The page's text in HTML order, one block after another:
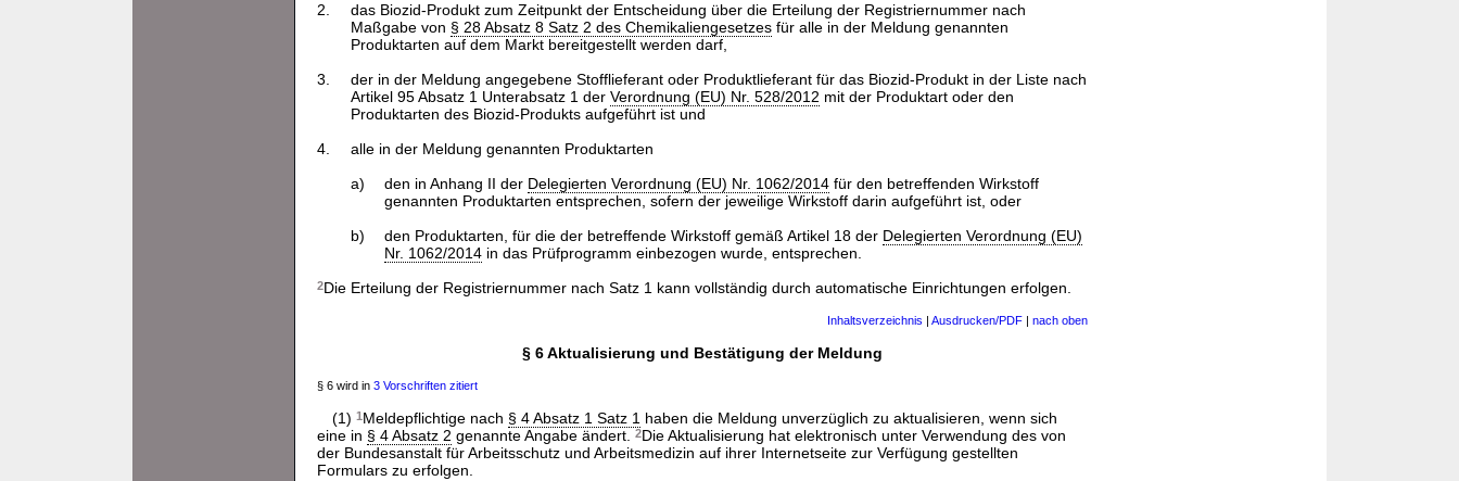
2.
das Biozid-Produkt zum Zeitpunkt der Entscheidung über die Erteilung der Registriernummer nach
Maßgabe von § 28 Absatz 8 Satz 2 des Chemikaliengesetzesfür alle in der Meldung genannten
Produktarten auf dem Markt bereitgestellt werden darf,
3.
der in der Meldung angegebene Stofflieferant oder Produktlieferant für das Biozid-Produkt in der Liste nach
Artikel 95 Absatz 1 Unterabsatz 1 der Verordnung (EU) Nr. 528/2012 mit der Produktart oder den
Produktarten des Biozid-Produkts aufgeführt ist und
4.
alle in der Meldung genannten Produktarten
a)
den in Anhang II der Delegierten Verordnung (EU) Nr. 1062/2014für den betreffenden Wirkstoff
genannten Produktarten entsprechen, sofern der jeweilige Wirkstoff darin aufgeführt ist, oder
b)
den Produktarten, für die der betreffende Wirkstoff gemäß Artikel 18 der Delegierten Verordnung (EU)
Nr. 1062/2014in das Prüfprogramm einbezogen wurde, entsprechen.
2Die Erteilung der Registriernummer nach Satz 1 kann vollständig durch automatische Einrichtungen erfolgen.
Inhaltsverzeichnis Ausdrucken/PDF nach oben
§ 6 Aktualisierung und Bestätigung der Meldung
§ 6 wird in 3 Vorschriften zitiert
(1) 1Meldepflichtige nach § 4 Absatz 1 Satz 1 haben die Meldung unverzüglich zu aktualisieren, wenn sich
eine in § 4 Absatz 2 genannte Angabe ändert. 2Die Aktualisierung hat elektronisch unter Verwendung des von
der Bundesanstalt für Arbeitsschutz und Arbeitsmedizin auf ihrer Internetseite zur Verfügung gestellten
Formulars zu erfolgen.